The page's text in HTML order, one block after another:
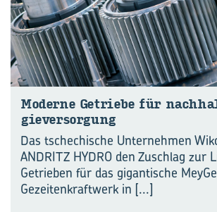
Mo­der­ne Ge­trie­be für
gie­ver­sor­gung
Das tschechische Unternehmen
ANDRITZ HYDRO den Zuschlag zur
Getrieben für das gigantische
Gezeitenkraftwerk in [...]